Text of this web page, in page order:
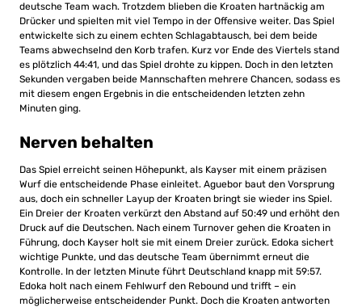
deutsche Team wach. Trotzdem blieben die Kroaten hartnäckig am
Drücker und spielten mit viel Tempo in der Offensive weiter. Das Spiel
entwickelte sich zu einem echten Schlagabtausch, bei dem beide
Teams abwechselnd den Korb trafen. Kurz vor Ende des Viertels stand
es plötzlich 44:41, und das Spiel drohte zu kippen. Doch in den letzten
Sekunden vergaben beide Mannschaften mehrere Chancen, sodass es
mit diesem engen Ergebnis in die entscheidenden letzten zehn
Minuten ging.
Nerven behalten
Das Spiel erreicht seinen Höhepunkt, als Kayser mit einem präzisen
Wurf die entscheidende Phase einleitet. Aguebor baut den Vorsprung
aus, doch ein schneller Layup der Kroaten bringt sie wieder ins Spiel.
Ein Dreier der Kroaten verkürzt den Abstand auf 50:49 und erhöht den
Druck auf die Deutschen. Nach einem Turnover gehen die Kroaten in
Führung, doch Kayser holt sie mit einem Dreier zurück. Edoka sichert
wichtige Punkte, und das deutsche Team übernimmt erneut die
Kontrolle. In der letzten Minute führt Deutschland knapp mit 59:57.
Edoka holt nach einem Fehlwurf den Rebound und trifft – ein
möglicherweise entscheidender Punkt. Doch die Kroaten antworten